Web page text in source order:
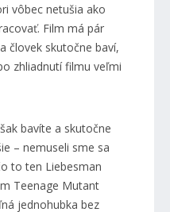
vôbec netušia ako
Film má pár
človek skutočne baví,
zhliadnutí filmu veľmi
bavíte a skutočne
– nemuseli sme sa
to ten Liebesman
Teenage Mutant
jednohubka bez